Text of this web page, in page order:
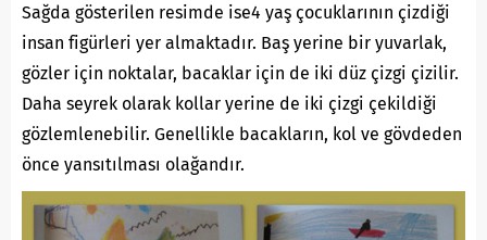
Sağda gösterilen resimde ise4 yaş çocuklarının çizdiği
insan figürleri yer almaktadır. Baş yerine bir yuvarlak,
gözler için noktalar, bacaklar için de iki düz çizgi çizilir.
Daha seyrek olarak kollar yerine de iki çizgi çekildiği
gözlemlenebilir. Genellikle bacakların, kol ve gövdeden
önce yansıtılması olağandır.